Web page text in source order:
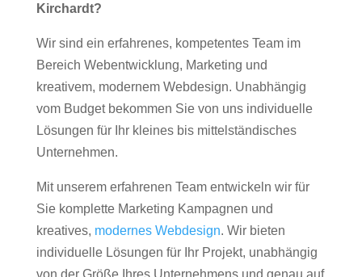
Kirchardt?
Wir sind ein erfahrenes, kompetentes Team im
Bereich Webentwicklung, Marketing und
kreativem, modernem Webdesign. Unabhängig
vom Budget bekommen Sie von uns individuelle
Lösungen für Ihr kleines bis mittelständisches
Unternehmen.
Mit unserem erfahrenen Team entwickeln wir für
Sie komplette Marketing Kampagnen und
kreatives, modernes Webdesign. Wir bieten
individuelle Lösungen für Ihr Projekt, unabhängig
von der Größe Ihres Unternehmens und genau auf